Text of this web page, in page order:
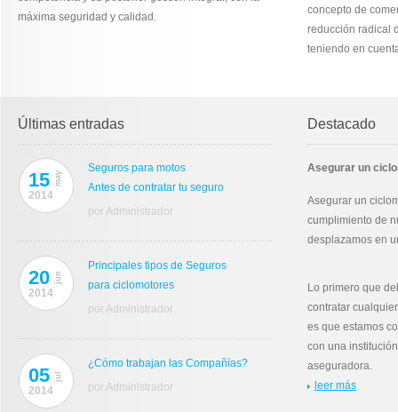
máxima seguridad y calidad.
concepto de
reducción radical
teniendo en
Últimas entradas
15
2014
may
Seguros para motos
Antes de contratar tu seguro
por Administrador
20
2014
jun
Principales tipos de Seguros
para ciclomotores
por Administrador
05
2014
jul
¿Cómo trabajan las Compañías?
por Administrador
Destacado
Asegurar un
Asegurar un
cumplimiento de
desplazamos en
Lo primero que
contratar
es que estamos
con una
aseguradora.
leer más